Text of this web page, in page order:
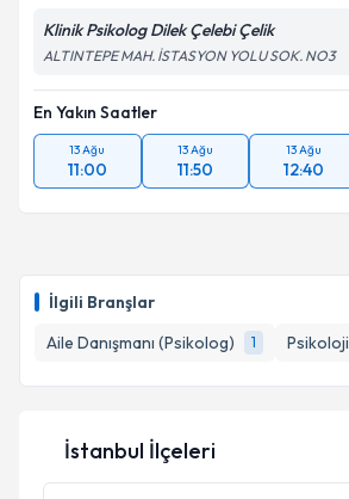
İlgili Branşlar
Aile Danışmanı (Psikolog)
1 Psikoloji
Klinik Psikolog Dilek Çelebi Çelik
ALTINTEPE MAH. İSTASYON YOLU SOK. NO3
En Yakın Saatler
13 Ağu
11:00
13 Ağu
11:50
13 Ağu
12:40
İstanbul İlçeleri